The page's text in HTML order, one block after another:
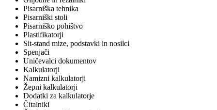
Pisarniška tehnika
Pisarniški stoli
Pisarniško pohištvo
Plastifikatorji
Sit-stand mize, podstavki in nosilci
Spenjači
Uničevalci dokumentov
Kalkulatorji
Namizni kalkulatorji
Žepni kalkulatorji
Dodatki za kalkulatorje
Čitalniki